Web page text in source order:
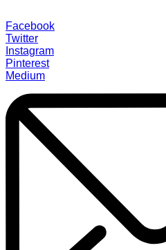
Facebook
Twitter
Instagram
Pinterest
Medium